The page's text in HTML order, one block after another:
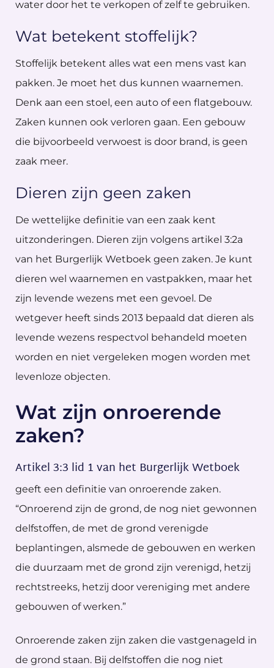
water door het te verkopen of zelf te gebruiken.
Wat betekent stoffelijk?
Stoffelijk betekent alles wat een mens vast kan
pakken. Je moet het dus kunnen waarnemen.
Denk aan een stoel, een auto of een flatgebouw.
Zaken kunnen ook verloren gaan. Een gebouw
die bijvoorbeeld verwoest is door brand, is geen
zaak meer.
Dieren zijn geen zaken
De wettelijke definitie van een zaak kent
uitzonderingen. Dieren zijn volgens artikel 3:2a
van het Burgerlijk Wetboek geen zaken. Je kunt
dieren wel waarnemen en vastpakken, maar het
zijn levende wezens met een gevoel. De
wetgever heeft sinds 2013 bepaald dat dieren als
levende wezens respectvol behandeld moeten
worden en niet vergeleken mogen worden met
levenloze objecten.
Wat zijn onroerende
zaken?
Artikel 3:3 lid 1 van het Burgerlijk Wetboek
geeft een definitie van onroerende zaken.
“Onroerend zijn de grond, de nog niet gewonnen
delfstoffen, de met de grond verenigde
beplantingen, alsmede de gebouwen en werken
die duurzaam met de grond zijn verenigd, hetzij
rechtstreeks, hetzij door vereniging met andere
gebouwen of werken.”
Onroerende zaken zijn zaken die vastgenageld in
de grond staan. Bij delfstoffen die nog niet